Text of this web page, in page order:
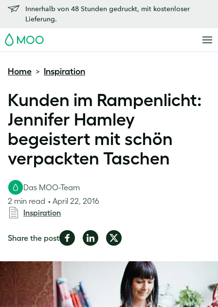
Innerhalb von 48 Stunden gedruckt, mit kostenloser
Lieferung.
MOO
Home > Inspiration
Kunden im Rampenlicht:
Jennifer Hamley
begeistert mit schön
verpackten Taschen
Das MOO-Team
2 min read
April 22, 2016
Inspiration
Share the postShare
Facebook
Share
LinkedIn
Share
Twitter